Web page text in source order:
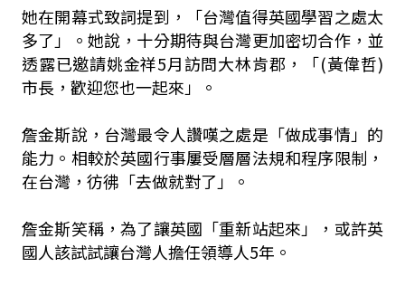
她在開幕式致詞提到，「台灣值得英國學習之處太
多了」。她說，十分期待與台灣更加密切合作，並
透露已邀請姚金祥5月訪問大林肯郡，「(黃偉哲)
市長，歡迎您也一起來」。
詹金斯說，台灣最令人讚嘆之處是「做成事情」的
能力。相較於英國行事屢受層層法規和程序限制，
在台灣，彷彿「去做就對了」。
詹金斯笑稱，為了讓英國「重新站起來」，或許英
國人該試試讓台灣人擔任領導人5年。